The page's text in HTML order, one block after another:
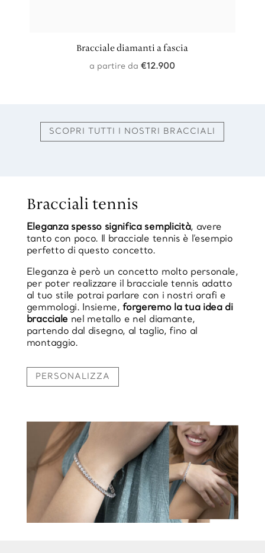
Bracciale diamanti a fascia
a partire da€12.900
SCOPRI TUTTI I NOSTRI BRACCIALI
Bracciali tennis
Eleganza spesso significa semplicità, avere
tanto con poco. Il bracciale tennis è l’esempio
perfetto di questo concetto.
Eleganza è però un concetto molto personale,
per poter realizzare il bracciale tennis adatto
al tuo stile potrai parlare con i nostri orafi e
gemmologi. Insieme,forgeremo la tua idea di
bracciale nel metallo e nel diamante,
partendo dal disegno, al taglio, fino al
montaggio.
PERSONALIZZA